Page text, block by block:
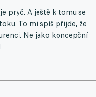
pryč. A ještě k tomu se
To mi spíš přijde, že
Ne jako koncepční